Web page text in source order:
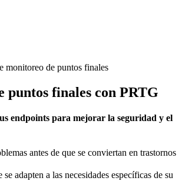
monitoreo de puntos finales
puntos finales con PRTG
endpoints para mejorar la seguridad y el
antes de que se conviertan en trastornos
adapten a las necesidades específicas de su